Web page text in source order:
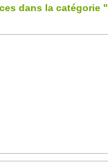
dans la catégorie